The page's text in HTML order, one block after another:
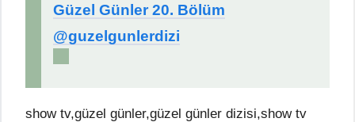
Güzel Günler 20. Bölüm
@guzelgunlerdizi
show tv,güzel günler,güzel günler dizisi,show tv